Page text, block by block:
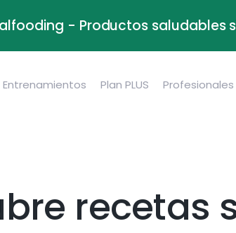
- Productos saludables
Entrenamientos Plan PLUS Profesionales
recetas